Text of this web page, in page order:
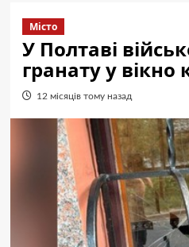
Місто
У Полтаві
гранату у вікно
12 місяців тому назад